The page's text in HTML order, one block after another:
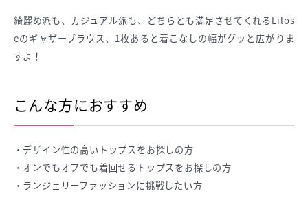
綺麗め派も、カジュアル派も、どちらとも満足させてくれるLilos
eのギャザーブラウス、1枚あると着こなしの幅がグッと広がりま
すよ！
こんな方におすすめ
・デザイン性の高いトップスをお探しの方
・オンでもオフでも着回せるトップスをお探しの方
・ランジェリーファッションに挑戦したい方